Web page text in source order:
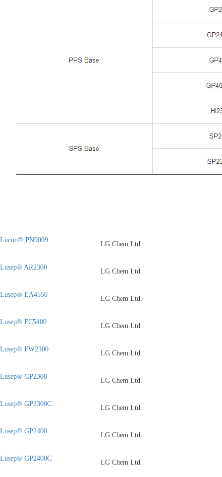
Lucon® PN9009
LG Chem Ltd.
Lusep® AR2300
LG Chem Ltd.
Lusep® EA4550
LG Chem Ltd.
Lusep® FC5400
LG Chem Ltd.
Lusep® FW2300
LG Chem Ltd.
Lusep® GP2300
LG Chem Ltd.
Lusep® GP2300C
LG Chem Ltd.
Lusep® GP2400
LG Chem Ltd.
Lusep® GP2400C
LG Chem Ltd.